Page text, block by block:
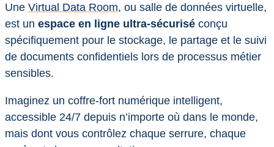
Une Virtual Data Room, ou salle de données virtuelle,
est un espace en ligne ultra-sécurisé conçu
spécifiquement pour le stockage, le partage et le suivi
de documents confidentiels lors de processus métier
sensibles.
Imaginez un coffre-fort numérique intelligent,
accessible 24/7 depuis n’importe où dans le monde,
mais dont vous contrôlez chaque serrure, chaque